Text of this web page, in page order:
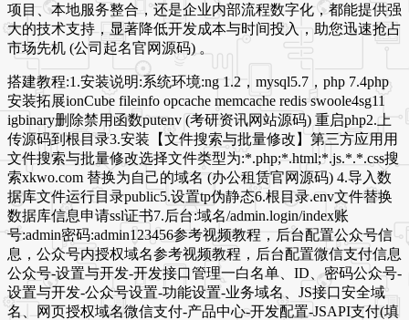
项目、本地服务整合，还是企业内部流程数字化，都能提供强
大的技术支持，显著降低开发成本与时间投入，助您迅速抢占
市场先机 (公司起名官网源码) 。
搭建教程:1.安装说明:系统环境:ng 1.2，mysql5.7，php 7.4php
安装拓展ionCube fileinfo opcache memcache redis swoole4sg11
igbinary删除禁用函数putenv (考研资讯网站源码) 重启php2.上
传源码到根目录3.安装【文件搜索与批量修改】第三方应用用
文件搜索与批量修改选择文件类型为:*.php;*.html;*.js.*.*.css搜
索xkwo.com 替换为自己的域名 (办公租赁官网源码) 4.导入数
据库文件运行目录public5.设置tp伪静态6.根目录.env文件替换
数据库信息申请ssl证书7.后台:域名/admin.login/index账
号:admin密码:admin123456参考视频教程，后台配置公众号信
息，公众号内授权域名参考视频教程，后台配置微信支付信息
公众号-设置与开发-开发接口管理一白名单、ID、密码公众号-
设置与开发-公众号设置-功能设置-业务域名、JS接口安全域
名、网页授权域名微信支付-产品中心-开发配置-JSAPI支付(填